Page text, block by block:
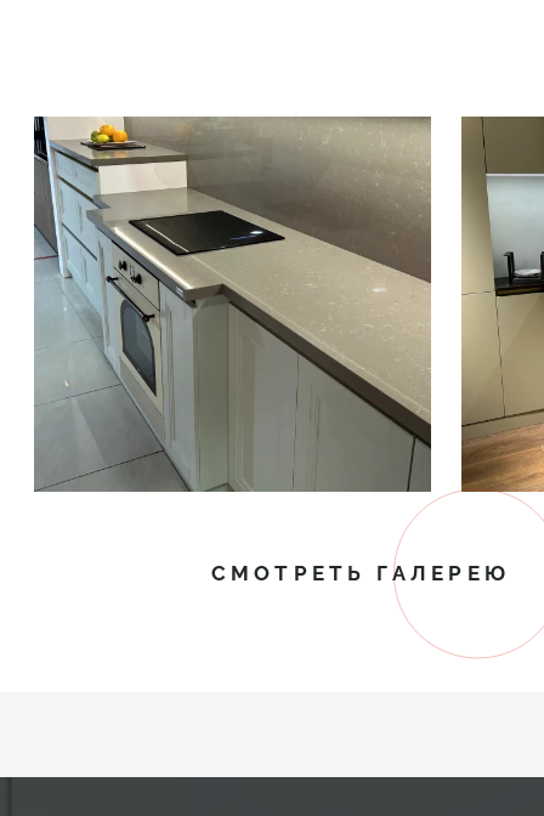
СМОТРЕТЬ ГАЛЕРЕЮ